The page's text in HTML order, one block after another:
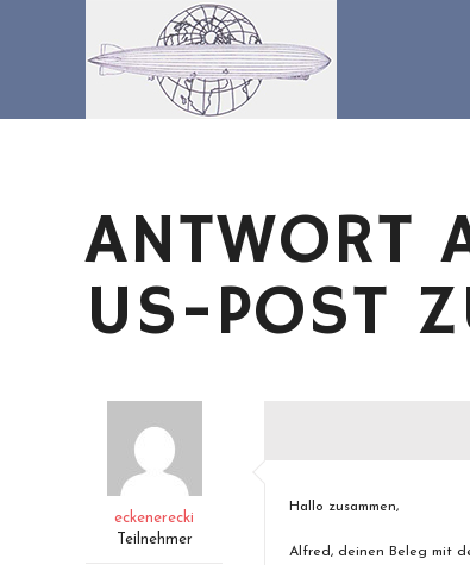
ANTWORT
US-POST
eckenerecki
Teilnehmer
Hallo zusammen,
Alfred, deinen Beleg mit